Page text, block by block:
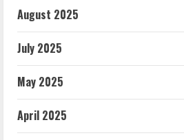
August 2025
July 2025
May 2025
April 2025